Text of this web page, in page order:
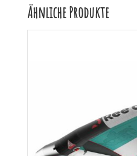
Ähnliche Produkte